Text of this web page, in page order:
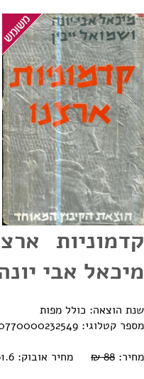
קדמוניות
מיכאל אבי
שנת הוצאה: כולל מפות
מספר קטלוגי: 0770000232549
מחיר: 88 ₪ מחיר אובוק: 61.6 ₪